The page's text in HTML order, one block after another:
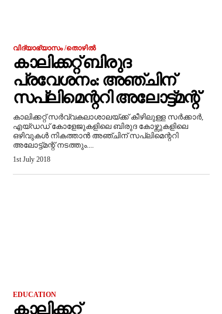
വിദ്യാഭ്യാസം /തൊഴിൽ
കാലിക്കറ്റ്‌ ബിരുദ
പ്രവേശനം: അഞ്ചിന്
സപ്ലിമെന്ററി അലോട്ട്‌മന്റ്‌
കാലിക്കറ്റ്‌ സർവ്വകലാശാലയ്ക്ക്‌ കീഴിലുള്ള സർക്കാർ,
എയ്ഡഡ്‌ കോളേജുകളിലെ ബിരുദ കോഴ്സുകളിലെ
ഒഴിവുകൾ നികത്താൻ അഞ്ചിന് സപ്ലിമെന്ററി
അലോട്ട്‌മന്റ്‌ നടത്തും....
1st July 2018
EDUCATION
കാലിക്കറ്റ്